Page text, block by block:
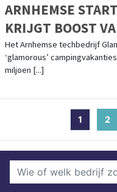
ARNHEMSE
KRIJGT BOOST
FOUNDERS VAN
INVESTEREN IN
Het Arnhemse techbedrijf
‘glamorous’
miljoen [...]
1 2